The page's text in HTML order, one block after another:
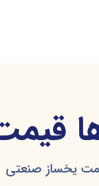
یخساز صنعتی